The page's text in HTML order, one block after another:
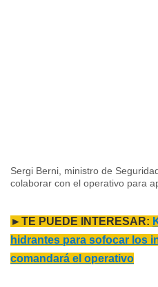
Sergi Berni, ministro de
colaborar con el operativo para
►TE PUEDE INTERESAR:
hidrantes para sofocar los
comandará el operativo